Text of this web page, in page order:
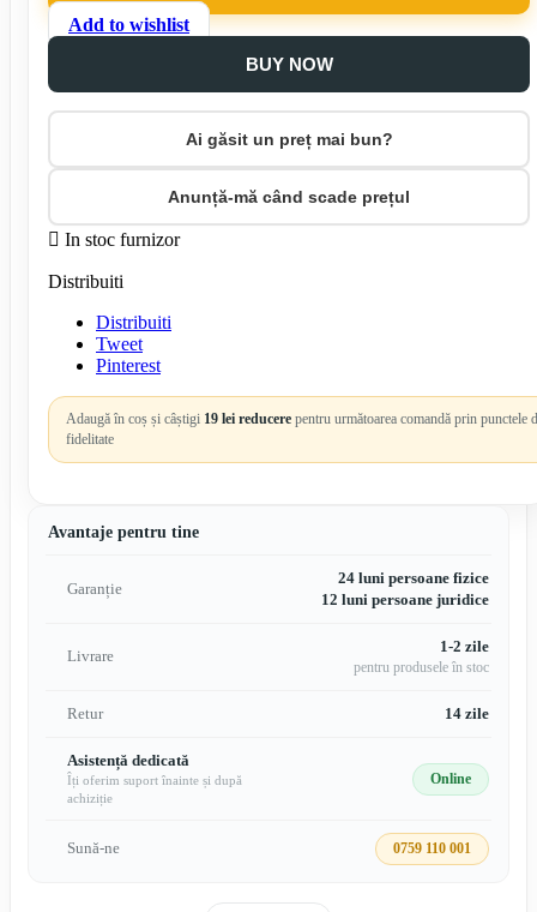
Avantaje pentru tine
Garanție
24 luni persoane fizice
12 luni persoane juridice
Livrare
1-2 zile
pentru produsele în stoc
Retur 14 zile
Asistență dedicată
Îți oferim suport înainte și după
achiziție
Online
Sună-ne 0759 110 001
Add to wishlist
BUY NOW
Ai găsit un preț mai bun?
Anunță-mă când scade prețul
 In stoc furnizor
Distribuiti
Distribuiti
Tweet
Pinterest
Adaugă în coș și câștigi 19 lei reducere pentru următoarea comandă prin punctele
fidelitate